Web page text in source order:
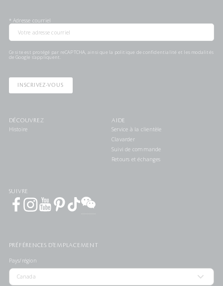
* Adresse courriel
Ce site est protégé par reCAPTCHA, ainsi que la politique de confidentialité et les modalités
de Google s'appliquent.
INSCRIVEZ-VOUS
DÉCOUVREZ
Histoire
AIDE
Service à la clientèle
Clavarder
Suivi de commande
Retours et échanges
SUIVRE
PRÉFÉRENCES D'EMPLACEMENT
Pays/région